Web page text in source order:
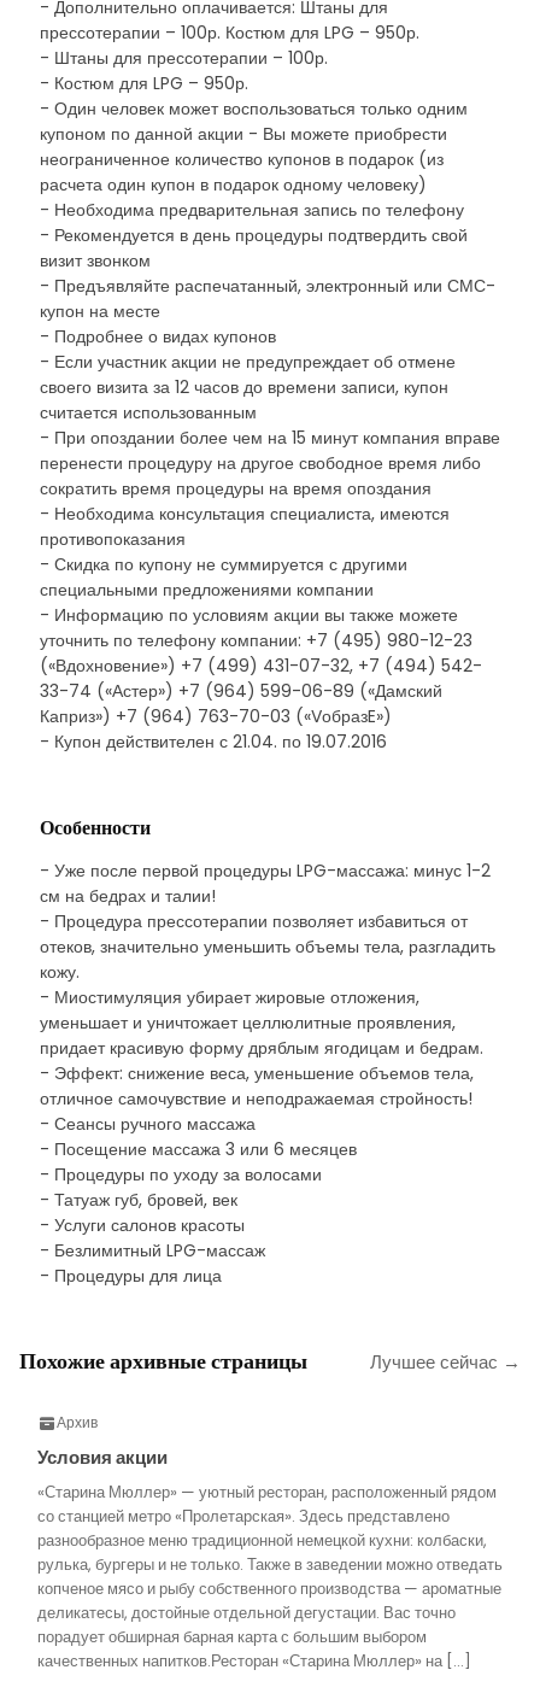
- Дополнительно оплачивается: Штаны для
прессотерапии – 100р. Костюм для LPG – 950р.
- Штаны для прессотерапии – 100р.
- Костюм для LPG – 950р.
- Один человек может воспользоваться только одним
купоном по данной акции - Вы можете приобрести
неограниченное количество купонов в подарок (из
расчета один купон в подарок одному человеку)
- Необходима предварительная запись по телефону
- Рекомендуется в день процедуры подтвердить свой
визит звонком
- Предъявляйте распечатанный, электронный или СМС-
купон на месте
- Подробнее о видах купонов
- Если участник акции не предупреждает об отмене
своего визита за 12 часов до времени записи, купон
считается использованным
- При опоздании более чем на 15 минут компания вправе
перенести процедуру на другое свободное время либо
сократить время процедуры на время опоздания
- Необходима консультация специалиста, имеются
противопоказания
- Скидка по купону не суммируется с другими
специальными предложениями компании
- Информацию по условиям акции вы также можете
уточнить по телефону компании: +7 (495) 980-12-23
(«Вдохновение») +7 (499) 431-07-32, +7 (494) 542-
33-74 («Астер») +7 (964) 599-06-89 («Дамский
Каприз») +7 (964) 763-70-03 («VобразE»)
- Купон действителен с 21.04. по 19.07.2016
Особенности
- Уже после первой процедуры LPG-массажа: минус 1-2
см на бедрах и талии!
- Процедура прессотерапии позволяет избавиться от
отеков, значительно уменьшить объемы тела, разгладить
кожу.
- Миостимуляция убирает жировые отложения,
уменьшает и уничтожает целлюлитные проявления,
придает красивую форму дряблым ягодицам и бедрам.
- Эффект: снижение веса, уменьшение объемов тела,
отличное самочувствие и неподражаемая стройность!
- Сеансы ручного массажа
- Посещение массажа 3 или 6 месяцев
- Процедуры по уходу за волосами
- Татуаж губ, бровей, век
- Услуги салонов красоты
- Безлимитный LPG-массаж
- Процедуры для лица
Похожие архивные страницы Лучшее сейчас →
Архив
Условия акции
«Старина Мюллер» — уютный ресторан, расположенный рядом
со станцией метро «Пролетарская». Здесь представлено
разнообразное меню традиционной немецкой кухни: колбаски,
рулька, бургеры и не только. Также в заведении можно отведать
копченое мясо и рыбу собственного производства — ароматные
деликатесы, достойные отдельной дегустации. Вас точно
порадует обширная барная карта с большим выбором
качественных напитков.Ресторан «Старина Мюллер» на […]